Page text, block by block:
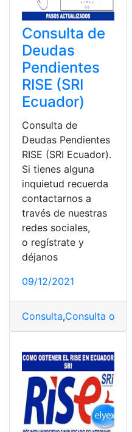
Consulta de
Deudas
Pendientes
RISE (SRI
Ecuador)
Consulta de
Deudas Pendientes
RISE (SRI Ecuador).
Si tienes alguna
inquietud recuerda
contactarnos a
través de nuestras
redes sociales,
o regístrate y
déjanos
09/12/2021
Consulta,Consulta online